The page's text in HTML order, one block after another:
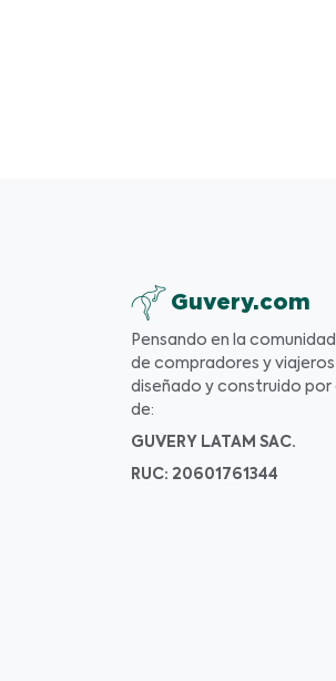
Guvery.com
Pensando en la
de compradores y viajeros
diseñado y construido por
de:
GUVERY LATAM SAC.
RUC: 20601761344